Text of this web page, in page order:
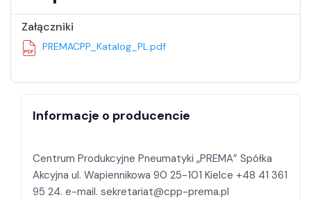
Załączniki
PREMACPP_Katalog_PL.pdf
Informacje o producencie
Centrum Produkcyjne Pneumatyki „PREMA” Spółka
Akcyjna ul. Wapiennikowa 90 25-101 Kielce +48 41 361